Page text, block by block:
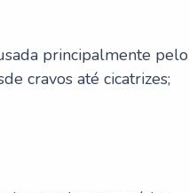
principalmente pelo
cravos até cicatrizes;